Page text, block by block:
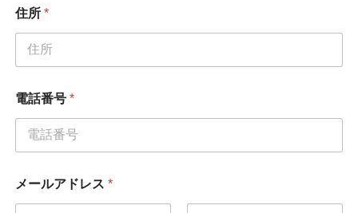
住所 *
電話番号 *
メールアドレス *